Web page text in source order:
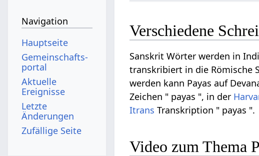
Verschiedene
Sanskrit Wörter werden in
transkribiert in die Römische
werden kann Payas auf
Zeichen " payas ", in der
Itrans Transkription " payas ".
Video zum Thema
Navigation
Hauptseite
Gemeinschafts­
portal
Aktuelle
Ereignisse
Letzte
Änderungen
Zufällige Seite